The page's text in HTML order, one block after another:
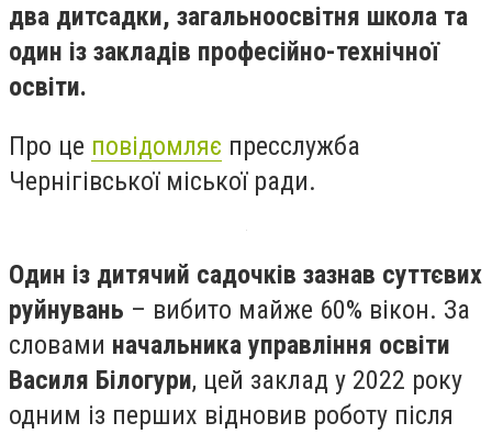
два дитсадки, загальноосвітня школа та
один із закладів професійно-технічної
освіти.
Про це повідомляє пресслужба
Чернігівської міської ради.
Один із дитячий садочків зазнав суттєвих
руйнувань – вибито майже 60% вікон. За
словами начальника управління освіти
Василя Білогури, цей заклад у 2022 року
одним із перших відновив роботу після